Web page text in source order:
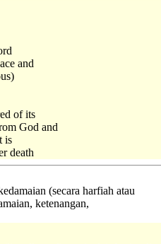
and
of its
God and
is
death
(secara harfiah atau
ketenangan,